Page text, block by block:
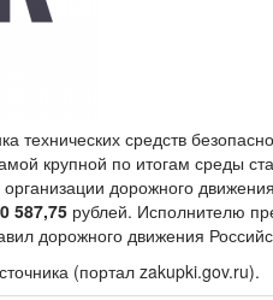
технических средств
крупной по итогам среды
дорожного
587,75 рублей. Исполнителю
дорожного движения
(портал zakupki.gov.ru).